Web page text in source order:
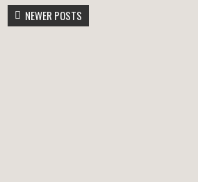
NAVIGATION
DES
NEWER POSTS